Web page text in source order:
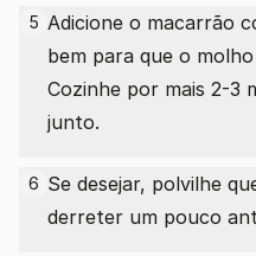
5 Adicione o macarrão
bem para que o
Cozinhe por mais 2-3
junto.
6 Se desejar, polvilhe
derreter um pouco